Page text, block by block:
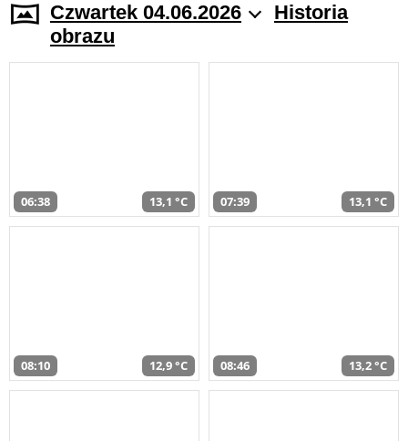
Czwartek 04.06.2026
Historia
obrazu
06:38 13,1 °C 07:39 13,1 °C
08:10 12,9 °C 08:46 13,2 °C